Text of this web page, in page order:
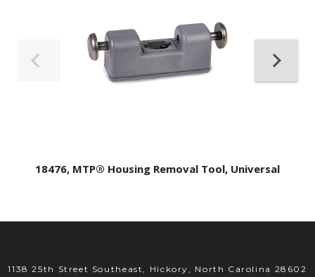
18476, MTP® Housing Removal Tool, Universal
1138 25th Street Southeast, Hickory, North Carolina 28602